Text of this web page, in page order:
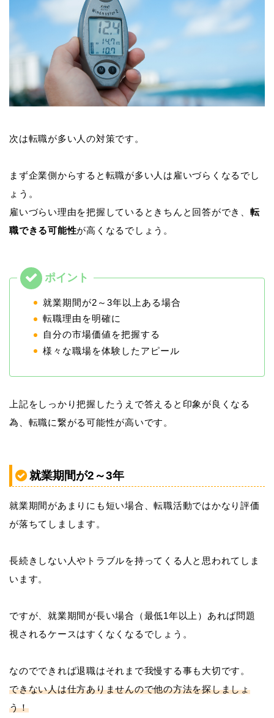
次は転職が多い人の対策です。
まず企業側からすると転職が多い人は雇いづらくなるでし
ょう。
雇いづらい理由を把握しているときちんと回答ができ、 転
職できる可能性が高くなるでしょう。
就業期間が2～3年以上ある場合
転職理由を明確に
自分の市場価値を把握する
様々な職場を体験したアピール
上記をしっかり把握したうえで答えると印象が良くなる
為、転職に繋がる可能性が高いです。
就業期間が2～3年
就業期間があまりにも短い場合、転職活動ではかなり評価
が落ちてしまします。
長続きしない人やトラブルを持ってくる人と思われてしま
います。
ですが、就業期間が長い場合（最低1年以上）あれば問題
視されるケースはすくなくなるでしょう。
なのでできれば退職はそれまで我慢する事も大切です。
できない人は仕方ありませんので他の方法を探しましょ
う！